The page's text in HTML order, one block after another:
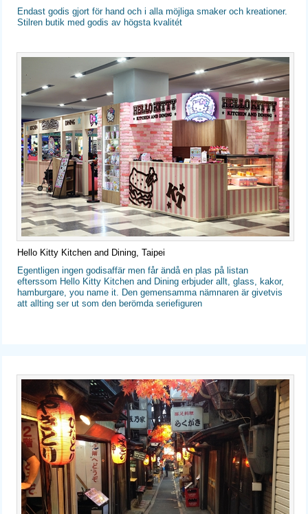
Endast godis gjort för hand och i alla möjliga smaker och kreationer.
Stilren butik med godis av högsta kvalitét
Hello Kitty Kitchen and Dining, Taipei
Egentligen ingen godisaffär men får ändå en plas på listan
efterssom Hello Kitty Kitchen and Dining erbjuder allt, glass, kakor,
hamburgare, you name it. Den gemensamma nämnaren är givetvis
att allting ser ut som den berömda seriefiguren